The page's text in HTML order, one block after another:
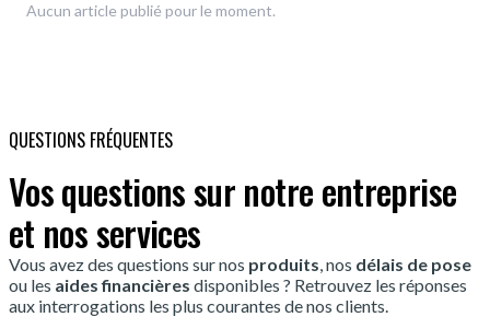
Aucun article publié pour le moment.
QUESTIONS FRÉQUENTES
Vos questions sur notre entreprise
et nos services
Vous avez des questions sur nos produits, nos délais de pose
ou les aides financières disponibles ? Retrouvez les réponses
aux interrogations les plus courantes de nos clients.